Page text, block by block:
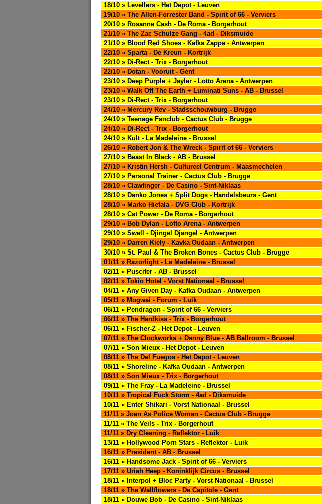
18/10 » Levellers - Het Depot - Leuven
19/10 » The Allen-Forrester Band - Spirit of 66 - Verviers
20/10 » Rosanne Cash - De Roma - Borgerhout
21/10 » The Zac Schulze Gang - 4ad - Diksmuide
21/10 » Blood Red Shoes - Kafka Zappa - Antwerpen
22/10 » Sparta - De Kreun - Kortrijk
22/10 » Di-Rect - Trix - Borgerhout
22/10 » Dotan - Vooruit - Gent
23/10 » Deep Purple + Jayler - Lotto Arena - Antwerpen
23/10 » Walk Off The Earth + Luminati Suns - AB - Brussel
23/10 » Di-Rect - Trix - Borgerhout
24/10 » Mercury Rev - Stadsschouwburg - Brugge
24/10 » Teenage Fanclub - Cactus Club - Brugge
24/10 » Di-Rect - Trix - Borgerhout
24/10 » Kult - La Madeleine - Brussel
26/10 » Robert Jon & The Wreck - Spirit of 66 - Verviers
27/10 » Beast In Black - AB - Brussel
27/10 » Kristin Hersh - Cultureel Centrum - Maasmechelen
27/10 » Personal Trainer - Cactus Club - Brugge
28/10 » Clawfinger - De Casino - Sint-Niklaas
28/10 » Danko Jones + Split Dogs - Handelsbeurs - Gent
28/10 » Marko Hietala - DVG Club - Kortrijk
28/10 » Cat Power - De Roma - Borgerhout
29/10 » Bob Dylan - Lotto Arena - Antwerpen
29/10 » Swell - Djingel Djangel - Antwerpen
29/10 » Darren Kiely - Kavka Oudaan - Antwerpen
30/10 » St. Paul & The Broken Bones - Cactus Club - Brugge
01/11 » Razorlight - La Madeleine - Brussel
02/11 » Puscifer - AB - Brussel
02/11 » Tokio Hotel - Vorst Nationaal - Brussel
04/11 » Any Given Day - Kafka Oudaan - Antwerpen
05/11 » Mogwai - Forum - Luik
06/11 » Pendragon - Spirit of 66 - Verviers
06/11 » The Hardkiss - Trix - Borgerhout
06/11 » Fischer-Z - Het Depot - Leuven
07/11 » The Clockworks + Danny Blue - AB Ballroom - Brussel
07/11 » Son Mieux - Het Depot - Leuven
08/11 » The Del Fuegos - Het Depot - Leuven
08/11 » Shoreline - Kafka Oudaan - Antwerpen
08/11 » Son Mieux - Trix - Borgerhout
09/11 » The Fray - La Madeleine - Brussel
10/11 » Tropical Fuck Storm - 4ad - Diksmuide
10/11 » Enter Shikari - Vorst Nationaal - Brussel
11/11 » Joan As Police Woman - Cactus Club - Brugge
11/11 » The Veils - Trix - Borgerhout
11/11 » Dry Cleaning - Reflektor - Luik
13/11 » Hollywood Porn Stars - Reflektor - Luik
16/11 » President - AB - Brussel
16/11 » Handsome Jack - Spirit of 66 - Verviers
17/11 » Uriah Heep - Koninklijk Circus - Brussel
18/11 » Interpol + Bloc Party - Vorst Nationaal - Brussel
18/11 » The Wallflowers - De Capitole - Gent
18/11 » Douwe Bob - De Casino - Sint-Niklaas